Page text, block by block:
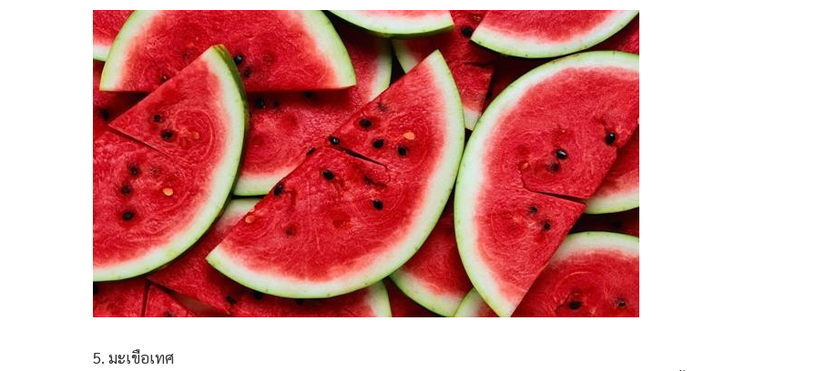
5. มะเขือเทศ